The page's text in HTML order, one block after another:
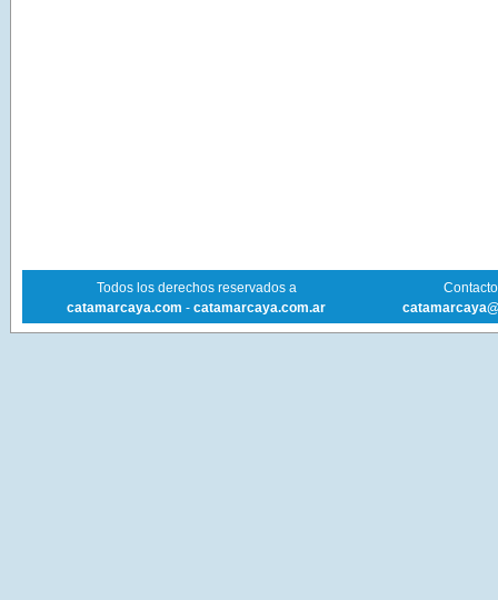
Todos los derechos reservados a
catamarcaya.com - catamarcaya.com.ar